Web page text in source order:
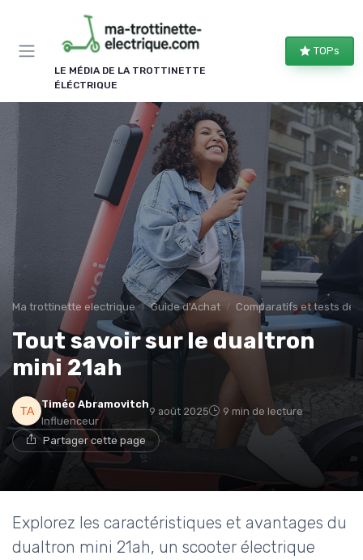
LE MÉDIA DE LA TROTTINETTE
ÉLÉCTRIQUE
TOPs
Ma trottinette electrique Guide d'Achat Comparatifs et tests de
Tout savoir sur le dualtron
mini 21ah
Timéo Abramovitch
Influenceur
9 août 2025 9 min de lecture
Partager cette page
Explorez les caractéristiques et avantages du
dualtron mini 21ah, un scooter électrique